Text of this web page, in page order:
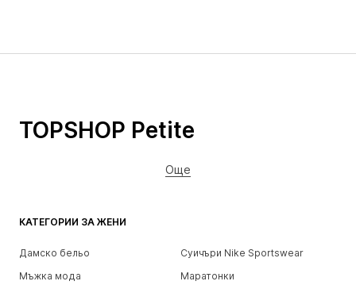
КАТЕГОРИИ ЗА ЖЕНИ
Дамско бельо
Суичъри Nike Sportswear
Мъжка мода
Маратонки
TOPSHOP Petite
Още